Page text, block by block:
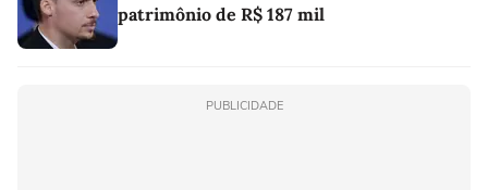
patrimônio de R$ 187 mil
PUBLICIDADE